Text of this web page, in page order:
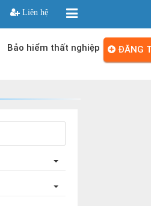
Liên hệ
Bảo hiểm thất nghiệp ĐĂNG